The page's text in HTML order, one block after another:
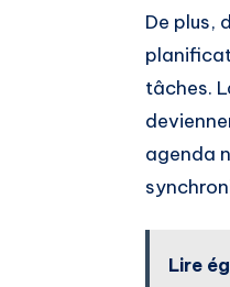
De plus,
tâches.
agenda
Lire